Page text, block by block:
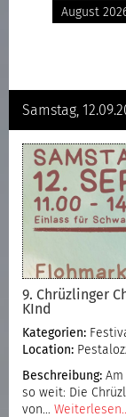
August
Samstag,
9. Chrüzlinger
KInd
Kategorien:
Location:
Beschreibung:
so weit: Die
von… Weiterlesen..